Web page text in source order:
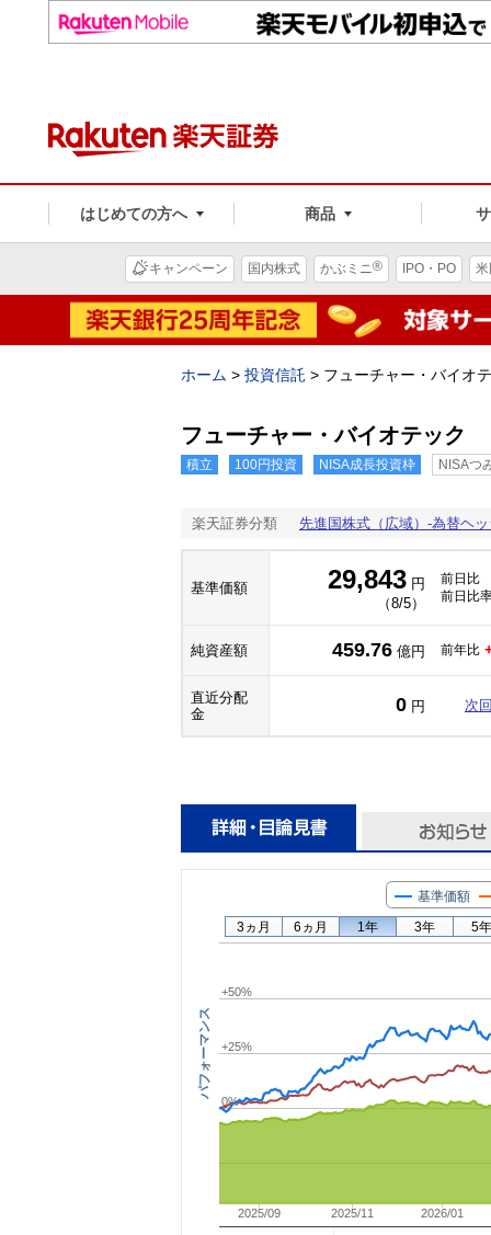
はじめての方へ 商品
キャンペーン 国内株式 かぶミニ® IPO・PO
ホーム > 投資信託 > フューチャー・バイオ
フューチャー・バイオテック
積立 100円投資 NISA成長投資枠 NISAつ
楽天証券分類 先進国株式（広域）-為替ヘ
基準価額 29,843 円
（8/5）
前日比
前日比
純資産額 459.76 億円 前年比
直近分配
金
0 円 次
パフォーマンス
基準価額
2025/09 2025/11 2026/01
0%
+25%
+50%
3ヵ月 6ヵ月 1年 3年 5年